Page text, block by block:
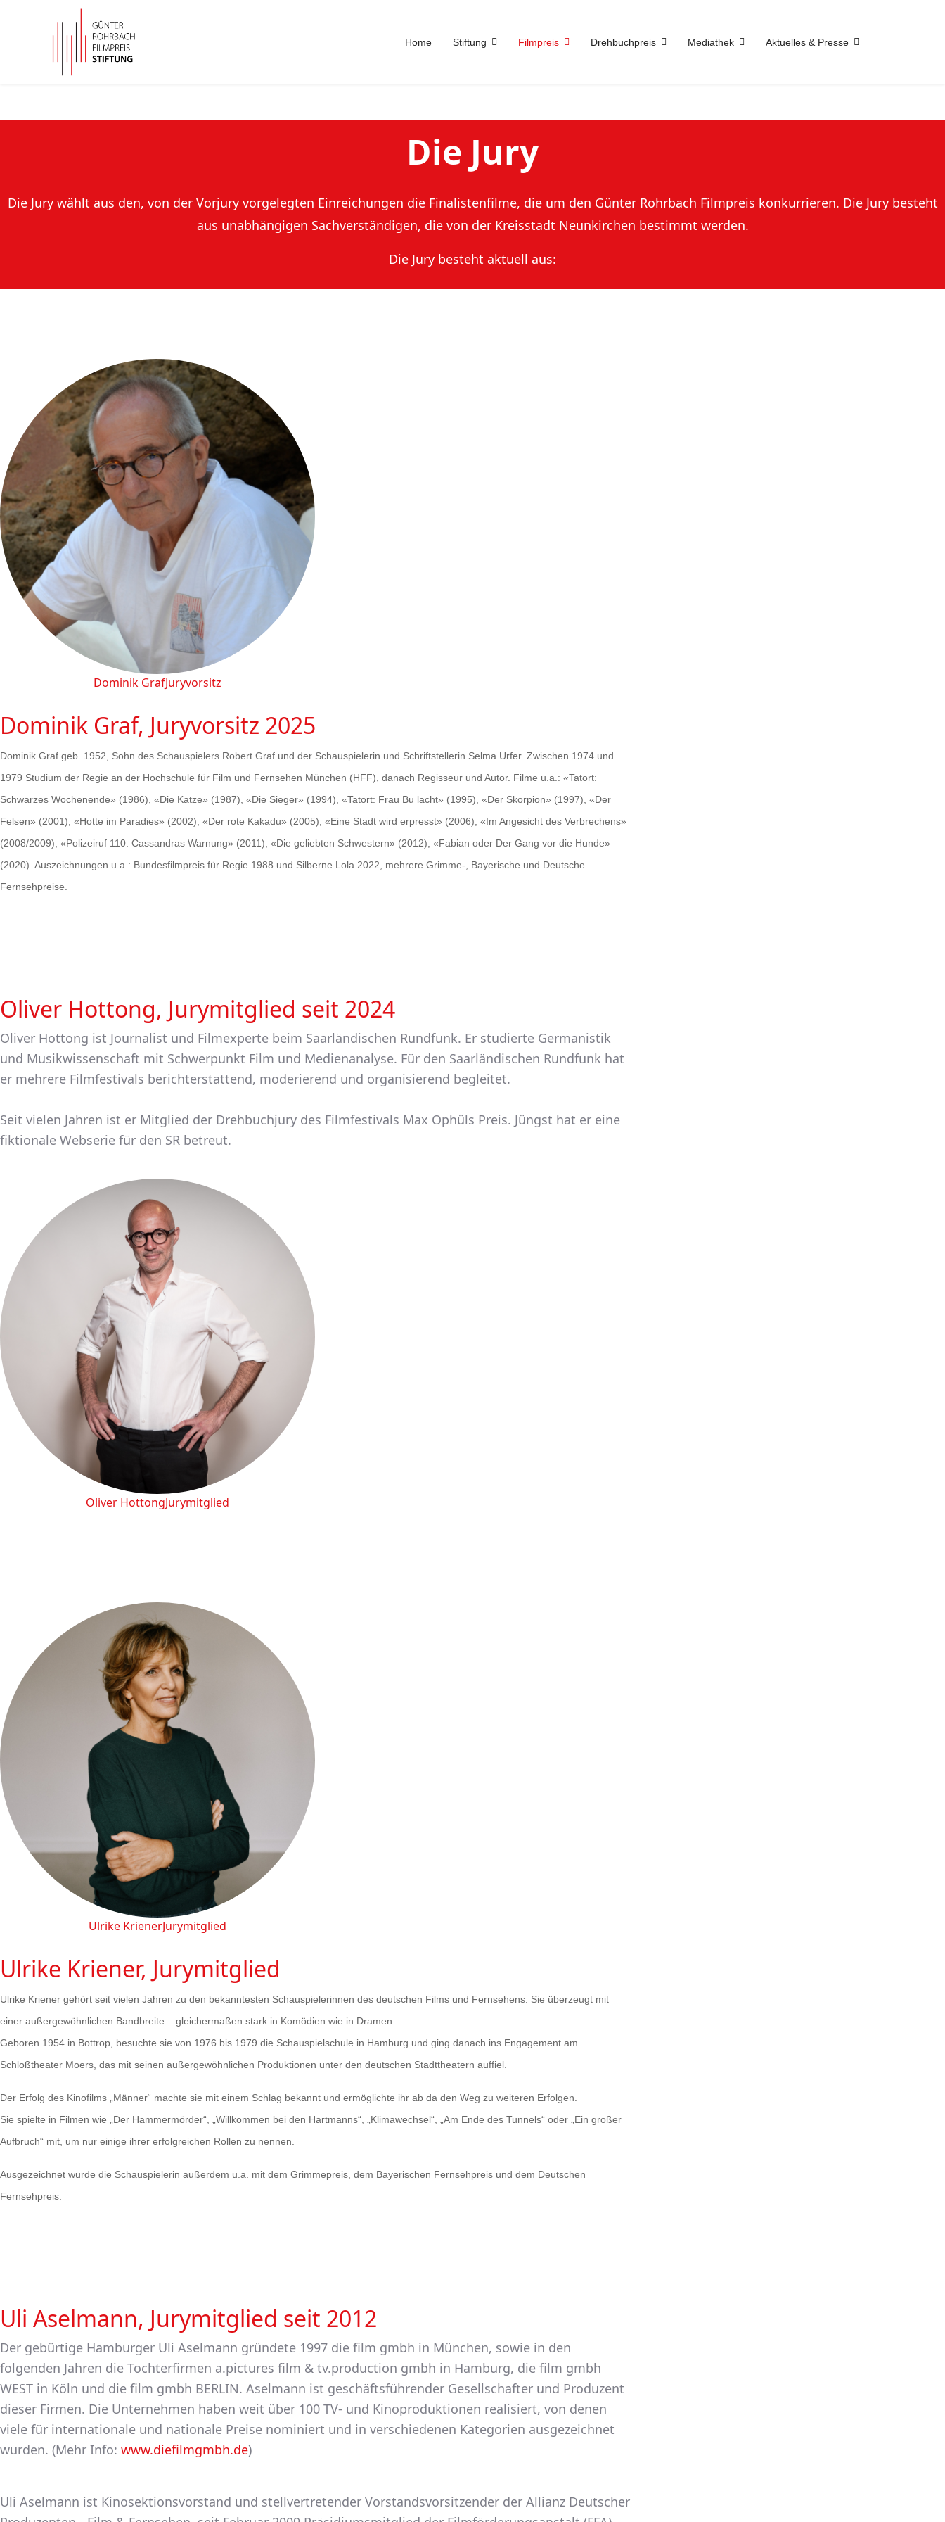
Home Stiftung Filmpreis Drehbuchpreis Mediathek Aktuelles & Presse
Die Jury
Die Jury wählt aus den, von der Vorjury vorgelegten Einreichungen die Finalistenfilme, die um den Günter Rohrbach Filmpreis konkurrieren. Die Jury besteht
aus unabhängigen Sachverständigen, die von der Kreisstadt Neunkirchen bestimmt werden.
Die Jury besteht aktuell aus:
Dominik GrafJuryvorsitz
Dominik Graf, Juryvorsitz 2025
Dominik Graf geb. 1952, Sohn des Schauspielers Robert Graf und der Schauspielerin und Schriftstellerin Selma Urfer. Zwischen 1974 und
1979 Studium der Regie an der Hochschule für Film und Fernsehen München (HFF), danach Regisseur und Autor. Filme u.a.: «Tatort:
Schwarzes Wochenende» (1986), «Die Katze» (1987), «Die Sieger» (1994), «Tatort: Frau Bu lacht» (1995), «Der Skorpion» (1997), «Der
Felsen» (2001), «Hotte im Paradies» (2002), «Der rote Kakadu» (2005), «Eine Stadt wird erpresst» (2006), «Im Angesicht des Verbrechens»
(2008/2009), «Polizeiruf 110: Cassandras Warnung» (2011), «Die geliebten Schwestern» (2012), «Fabian oder Der Gang vor die Hunde»
(2020). Auszeichnungen u.a.: Bundesfilmpreis für Regie 1988 und Silberne Lola 2022, mehrere Grimme-, Bayerische und Deutsche
Fernsehpreise.
Oliver Hottong, Jurymitglied seit 2024
Oliver Hottong ist Journalist und Filmexperte beim Saarländischen Rundfunk. Er studierte Germanistik
und Musikwissenschaft mit Schwerpunkt Film und Medienanalyse. Für den Saarländischen Rundfunk hat
er mehrere Filmfestivals berichterstattend, moderierend und organisierend begleitet.
Seit vielen Jahren ist er Mitglied der Drehbuchjury des Filmfestivals Max Ophüls Preis. Jüngst hat er eine
fiktionale Webserie für den SR betreut.
Oliver HottongJurymitglied
Ulrike KrienerJurymitglied
Ulrike Kriener, Jurymitglied
Ulrike Kriener gehört seit vielen Jahren zu den bekanntesten Schauspielerinnen des deutschen Films und Fernsehens. Sie überzeugt mit
einer außergewöhnlichen Bandbreite – gleichermaßen stark in Komödien wie in Dramen.
Geboren 1954 in Bottrop, besuchte sie von 1976 bis 1979 die Schauspielschule in Hamburg und ging danach ins Engagement am
Schloßtheater Moers, das mit seinen außergewöhnlichen Produktionen unter den deutschen Stadttheatern auffiel.
Der Erfolg des Kinofilms „Männer“ machte sie mit einem Schlag bekannt und ermöglichte ihr ab da den Weg zu weiteren Erfolgen.
Sie spielte in Filmen wie „Der Hammermörder“, „Willkommen bei den Hartmanns“, „Klimawechsel“, „Am Ende des Tunnels“ oder „Ein großer
Aufbruch“ mit, um nur einige ihrer erfolgreichen Rollen zu nennen.
Ausgezeichnet wurde die Schauspielerin außerdem u.a. mit dem Grimmepreis, dem Bayerischen Fernsehpreis und dem Deutschen
Fernsehpreis.
Uli Aselmann, Jurymitglied seit 2012
Der gebürtige Hamburger Uli Aselmann gründete 1997 die film gmbh in München, sowie in den
folgenden Jahren die Tochterfirmen a.pictures film & tv.production gmbh in Hamburg, die film gmbh
WEST in Köln und die film gmbh BERLIN. Aselmann ist geschäftsführender Gesellschafter und Produzent
dieser Firmen. Die Unternehmen haben weit über 100 TV- und Kinoproduktionen realisiert, von denen
viele für internationale und nationale Preise nominiert und in verschiedenen Kategorien ausgezeichnet
wurden. (Mehr Info: www.diefilmgmbh.de)
Uli Aselmann ist Kinosektionsvorstand und stellvertretender Vorstandsvorsitzender der Allianz Deutscher